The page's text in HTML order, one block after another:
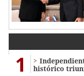
1
histórico